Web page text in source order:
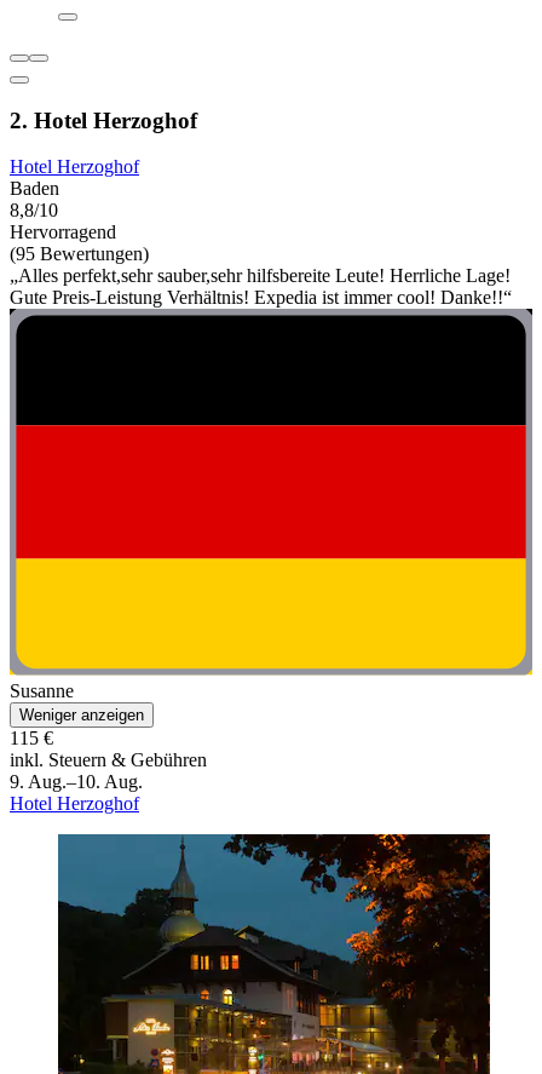
2. Hotel Herzoghof
Hotel Herzoghof
Baden
8,8/10
Hervorragend
(95 Bewertungen)
„Alles perfekt,sehr sauber,sehr hilfsbereite Leute! Herrliche Lage!
Gute Preis-Leistung Verhältnis! Expedia ist immer cool! Danke!!“
Susanne
Weniger anzeigen
115 €
inkl. Steuern & Gebühren
9. Aug.–10. Aug.
Hotel Herzoghof